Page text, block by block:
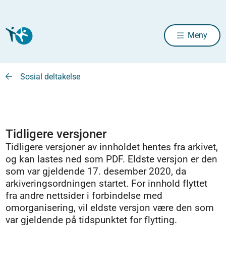
Meny
Sosial deltakelse
Tidligere versjoner
Tidligere versjoner av innholdet hentes fra arkivet,
og kan lastes ned som PDF. Eldste versjon er den
som var gjeldende 17. desember 2020, da
arkiveringsordningen startet. For innhold flyttet
fra andre nettsider i forbindelse med
omorganisering, vil eldste versjon være den som
var gjeldende på tidspunktet for flytting.